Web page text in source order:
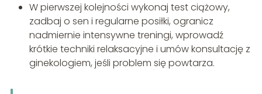
W pierwszej kolejności wykonaj test ciążowy,
zadbaj o sen i regularne posiłki, ogranicz
nadmiernie intensywne treningi, wprowadź
krótkie techniki relaksacyjne i umów konsultację z
ginekologiem, jeśli problem się powtarza.